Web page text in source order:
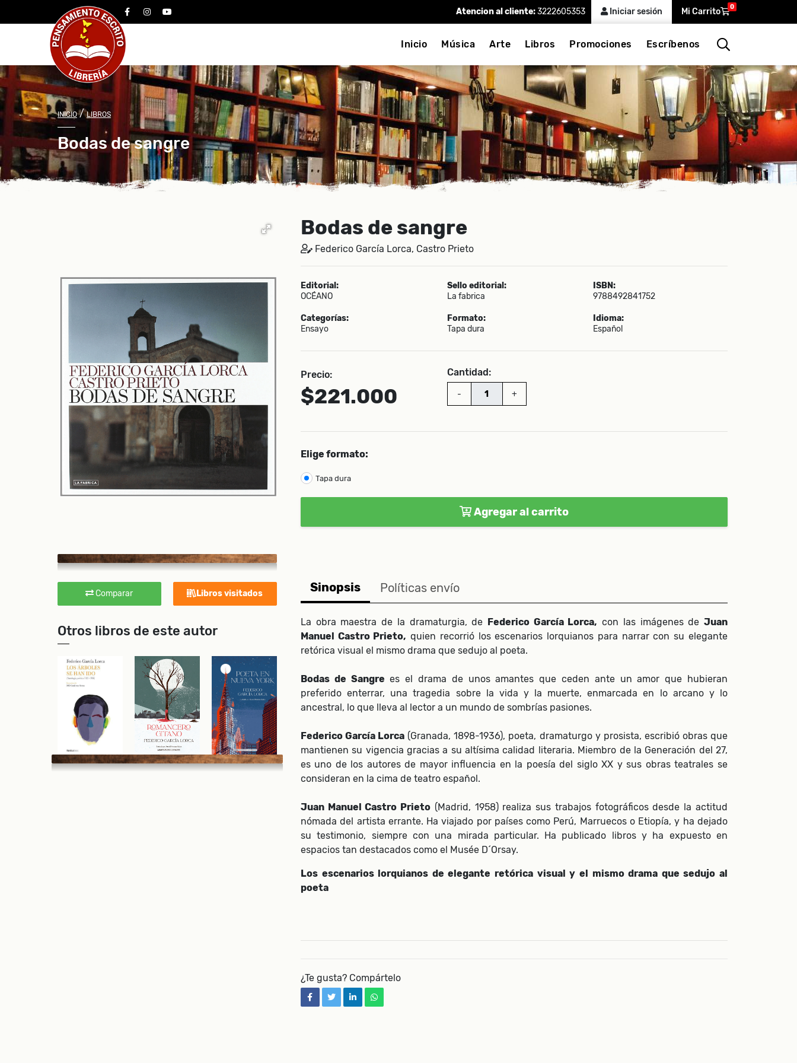
facebookinstagram
youtube Atencion al cliente:3222605353 Iniciar sesión Mi Carrito 0
Inicio Música Arte Libros Promociones Escríbenos
INICIO/LIBROS
Bodas de sangre
Bodas de sangre
Federico García Lorca, Castro Prieto
Editorial:
OCÉANO
Sello editorial:
La fabrica
ISBN:
9788492841752
Categorías:
Ensayo
Formato:
Tapa dura
Idioma:
Español
Precio:
$221.000
Cantidad:
- +
Elige formato:
Tapa dura
Agregar al carrito
Comparar Libros visitados
Otros libros de este autor
Sinopsis Políticas envío
La obra maestra de la dramaturgia, de Federico García Lorca, con las imágenes de Juan
Manuel Castro Prieto, quien recorrió los escenarios lorquianos para narrar con su elegante
retórica visual el mismo drama que sedujo al poeta.
Bodas de Sangre es el drama de unos amantes que ceden ante un amor que hubieran
preferido enterrar, una tragedia sobre la vida y la muerte, enmarcada en lo arcano y lo
ancestral, lo que lleva al lector a un mundo de sombrías pasiones.
Federico García Lorca (Granada, 1898-1936), poeta, dramaturgo y prosista, escribió obras que
mantienen su vigencia gracias a su altísima calidad literaria. Miembro de la Generación del 27,
es uno de los autores de mayor influencia en la poesía del siglo XX y sus obras teatrales se
consideran en la cima de teatro español.
Juan Manuel Castro Prieto (Madrid, 1958) realiza sus trabajos fotográficos desde la actitud
nómada del artista errante. Ha viajado por países como Perú, Marruecos o Etiopía, y ha dejado
su testimonio, siempre con una mirada particular. Ha publicado libros y ha expuesto en
espacios tan destacados como el Musée D´Orsay.
Los escenarios lorquianos de elegante retórica visual y el mismo drama que sedujo al
poeta
¿Te gusta? Compártelo
facebooktwitterlinkedinwhatsapp